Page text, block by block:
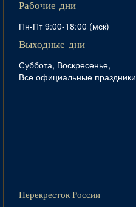
Рабочие дни
Пн-Пт 9:00-18:00 (мск)
Выходные дни
Суббота, Воскресенье,
Все официальные праздники
Перекресток России